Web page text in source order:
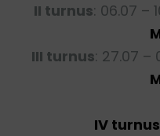
II turnus: 06.07 –
III turnus: 27.07 –
IV turnus